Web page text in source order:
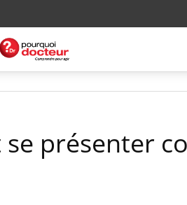
présenter